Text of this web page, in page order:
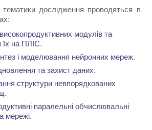
дослідження проводяться в
модулів та
їх на ПЛІС.
і моделювання нейронних мереж.
та захист даних.
структури невпорядкованих
паралельні обчислювальні
мережі.